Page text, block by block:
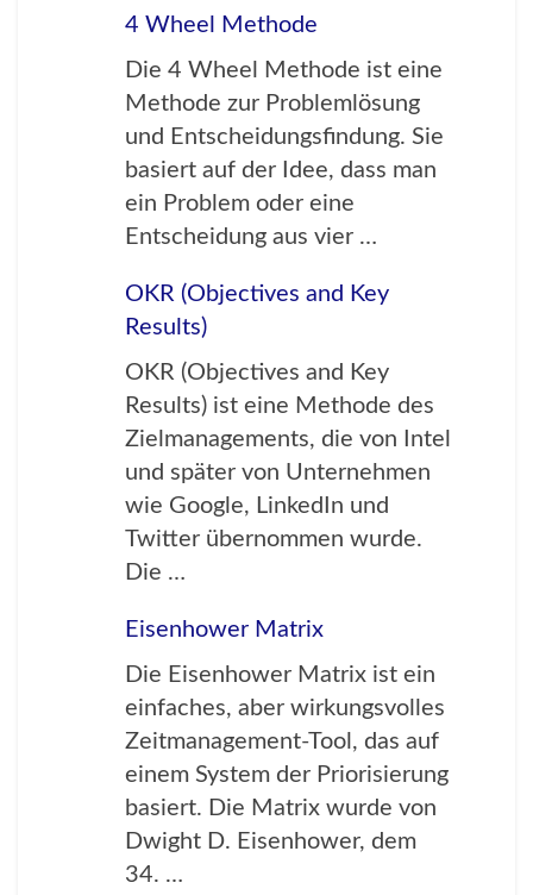
4 Wheel Methode
Die 4 Wheel Methode ist eine
Methode zur Problemlösung
und Entscheidungsfindung. Sie
basiert auf der Idee, dass man
ein Problem oder eine
Entscheidung aus vier …
OKR (Objectives and Key
Results)
OKR (Objectives and Key
Results) ist eine Methode des
Zielmanagements, die von Intel
und später von Unternehmen
wie Google, LinkedIn und
Twitter übernommen wurde.
Die …
Eisenhower Matrix
Die Eisenhower Matrix ist ein
einfaches, aber wirkungsvolles
Zeitmanagement-Tool, das auf
einem System der Priorisierung
basiert. Die Matrix wurde von
Dwight D. Eisenhower, dem
34. …